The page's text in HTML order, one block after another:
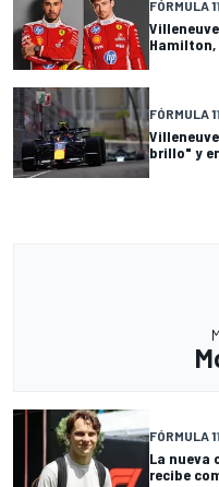
FÓRMULA 1
FÓRMULA 1
brillo" y
FÓRMULA 1
La nueva
recibe